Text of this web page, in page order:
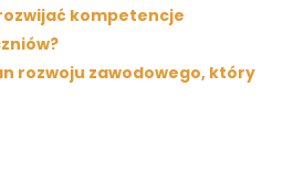
kompetencje
rozwoju zawodowego, który